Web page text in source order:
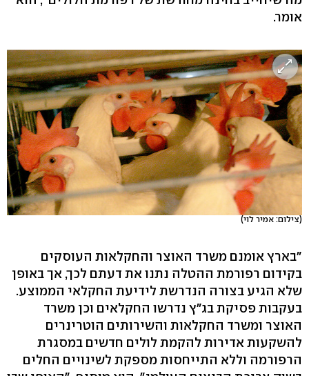
אומר.
(צילום: אמיר לוי)
"בארץ אומנם משרד האוצר והחקלאות העוסקים
בקידום רפורמת ההטלה נתנו את דעתם לכך, אך באופן
שלא הגיע בצורה הנדרשת לידיעת החקלאי הממוצע.
בעקבות פסיקת בג"ץ נדרשו החקלאים וכן משרד
האוצר ומשרד החקלאות והשירותים הוטרינרים
להשקעות אדירות להקמת לולים חדשים במסגרת
הרפורמה וללא התייחסות מספקת לשינויים החלים